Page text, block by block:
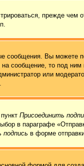
прежде чем
сообщения. Вы можете
сообщение, то под
или
Присоединить
в параграфе
подпись в форме